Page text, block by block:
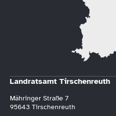
Landratsamt Tirschenreuth
Mähringer Straße 7
95643 Tirschenreuth